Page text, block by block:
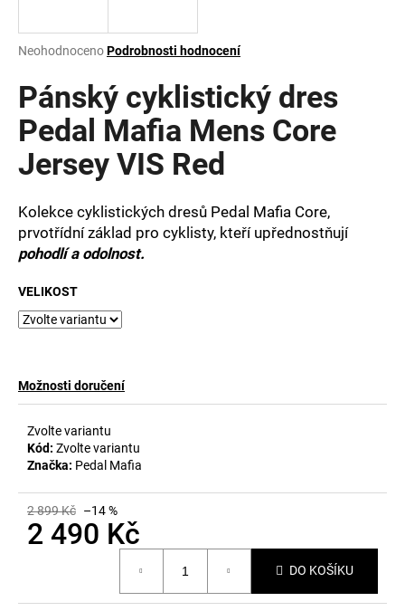
Průměrné
produktu
je
0,0
hvězdiček.
NeohodnocenoPodrobnosti hodnocení
Pánský cyklistický dres
Pedal Mafia Mens Core
Jersey VIS Red
Kolekce cyklistických dresů Pedal Mafia Core,
prvotřídní základ pro cyklisty, kteří upřednostňují
pohodlí a odolnost.
VELIKOST
Možnosti doručení
Zvolte variantu
Kód: Zvolte variantu
Značka: Pedal Mafia
2 899 Kč –14 %
2 490 Kč
DO KOŠÍKU
j
t
?
HLEDAT
D
o
p
u
č
u
e
m
e